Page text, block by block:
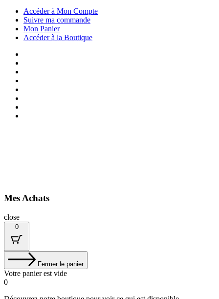
Accéder à Mon Compte
Suivre ma commande
Mon Panier
Accéder à la Boutique
Mes Achats
close
0
Fermer le panier
Votre panier est vide
0